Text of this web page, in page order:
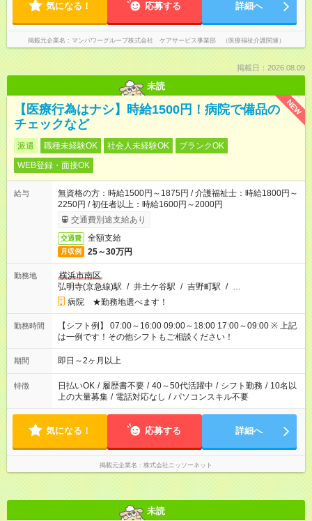
気になる！ 応募する 詳細へ
掲載元企業名 マンパワーグループ株式会社 ケアサービス事業部 （医療福祉介護関連）
掲載日：2026.08.09
未読
NEW
【医療行為はナシ】時給1500円！病院で備品の
チェックなど
派遣 職種未経験OK 社会人未経験OK
ブランクOK
WEB登録・面接OK
給与
無資格の方：時給1500円～1875円 / 介護福祉士：時給1800円～
2250円 / 初任者以上：時給1600円～2000円
交通費別途支給あり
交通費 全額支給
月収例 25～30万円
勤務地
横浜市南区
弘明寺(京急線)駅 / 井土ケ谷駅 / 吉野町駅 / …
病院 ★勤務地選べます！
勤務時間
【シフト例】 07:00～16:00 09:00～18:00 17:00～09:00 ※ 上記
は一例です！その他シフトもご相談ください！
期間 即日～2ヶ月以上
特徴 日払いOK / 履歴書不要 / 40～50代活躍中 / シフト勤務 / 10名以
上の大量募集 / 電話対応なし / パソコンスキル不要
気になる！ 応募する 詳細へ
掲載元企業名 株式会社ニッソーネット
未読